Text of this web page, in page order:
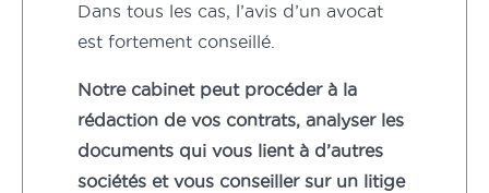
Dans tous les cas, l’avis d’un avocat
est fortement conseillé.
Notre cabinet peut procéder à la
rédaction de vos contrats, analyser les
documents qui vous lient à d’autres
sociétés et vous conseiller sur un litige